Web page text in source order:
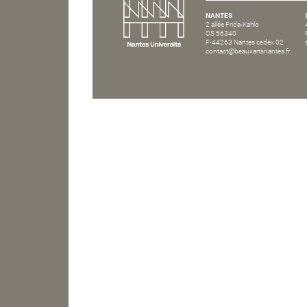
NANTES
2 allée Frida-Kahlo
CS 56340
F-44263 Nantes cedex 02
contact@beauxartsnantes.fr